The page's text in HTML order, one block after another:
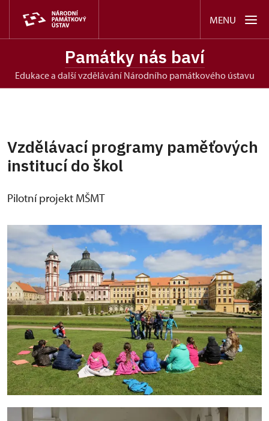
MENU
Památky nás baví
edukace a další vzdělávání Národního památkového ústavu
Vzdělávací programy paměťových
institucí do škol
Pilotní projekt MŠMT